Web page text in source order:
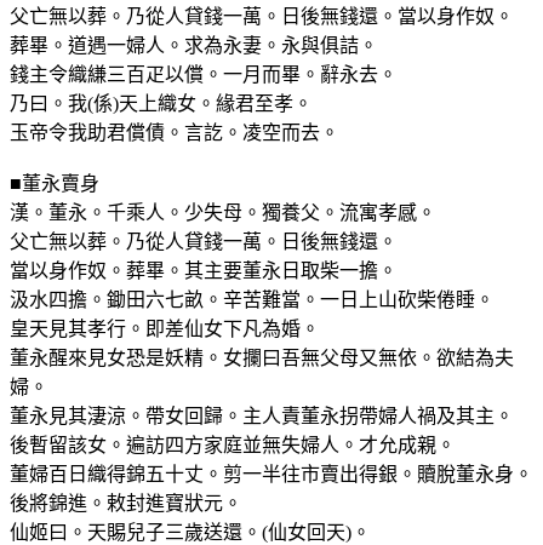
父亡無以葬。乃從人貸錢一萬。日後無錢還。當以身作奴。
葬畢。道遇一婦人。求為永妻。永與俱詰。
錢主令織縑三百疋以償。一月而畢。辭永去。
乃曰。我(係)天上織女。緣君至孝。
玉帝令我助君償債。言訖。凌空而去。
■董永賣身
漢。董永。千乘人。少失母。獨養父。流寓孝感。
父亡無以葬。乃從人貸錢一萬。日後無錢還。
當以身作奴。葬畢。其主要董永日取柴一擔。
汲水四擔。鋤田六七畝。辛苦難當。一日上山砍柴倦睡。
皇天見其孝行。即差仙女下凡為婚。
董永醒來見女恐是妖精。女攔曰吾無父母又無依。欲結為夫
婦。
董永見其淒涼。帶女回歸。主人責董永拐帶婦人禍及其主。
後暫留該女。遍訪四方家庭並無失婦人。才允成親。
董婦百日織得錦五十丈。剪一半往市賣出得銀。贖脫董永身。
後將錦進。敕封進寶狀元。
仙姬曰。天賜兒子三歲送還。(仙女回天)。